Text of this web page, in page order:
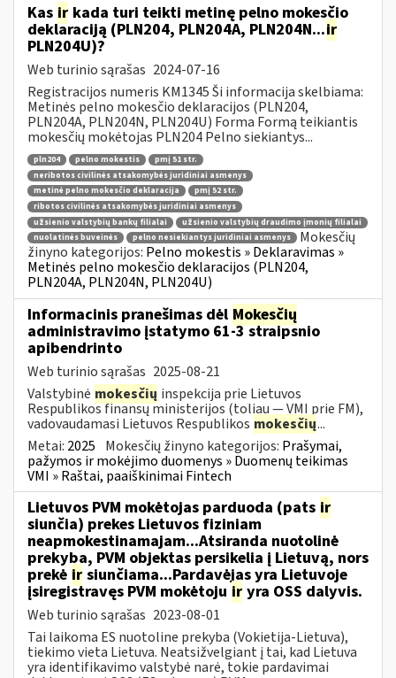
Kas ir kada turi teikti metinę pelno mokesčio
deklaraciją (PLN204, PLN204A, PLN204N...ir
PLN204U)?
Web turinio sąrašas 2024-07-16
Registracijos numeris KM1345 Ši informacija skelbiama:
Metinės pelno mokesčio deklaracijos (PLN204,
PLN204A, PLN204N, PLN204U) Forma Formą teikiantis
mokesčių mokėtojas PLN204 Pelno siekiantys...
pln204 pelno mokestis
pmį 51 str.
neribotos civilinės atsakomybės juridiniai asmenys
metinė pelno mokesčio deklaracija
pmį 52 str.
ribotos civilinės atsakomybės juridiniai asmenys
užsienio valstybių bankų filialai
užsienio valstybių draudimo įmonių filialai
nuolatinės buveinės
pelno nesiekiantys juridiniai asmenys
Mokesčių
žinyno kategorijos: Pelno mokestis » Deklaravimas »
Metinės pelno mokesčio deklaracijos (PLN204,
PLN204A, PLN204N, PLN204U)
Informacinis pranešimas dėl Mokesčių
administravimo įstatymo 61-3 straipsnio
apibendrinto
Web turinio sąrašas 2025-08-21
Valstybinė mokesčių inspekcija prie Lietuvos
Respublikos finansų ministerijos (toliau — VMI prie FM),
vadovaudamasi Lietuvos Respublikos mokesčių...
Metai: 2025 Mokesčių žinyno kategorijos: Prašymai,
pažymos ir mokėjimo duomenys » Duomenų teikimas
VMI » Raštai, paaiškinimai Fintech
Lietuvos PVM mokėtojas parduoda (pats ir
siunčia) prekes Lietuvos fiziniam
neapmokestinamajam...Atsiranda nuotolinė
prekyba, PVM objektas persikelia į Lietuvą, nors
prekė ir siunčiama...Pardavėjas yra Lietuvoje
įsiregistravęs PVM mokėtoju ir yra OSS dalyvis.
Web turinio sąrašas 2023-08-01
Tai laikoma ES nuotoline prekyba (Vokietija-Lietuva),
tiekimo vieta Lietuva. Neatsižvelgiant į tai, kad Lietuva
yra identifikavimo valstybė narė, tokie pardavimai